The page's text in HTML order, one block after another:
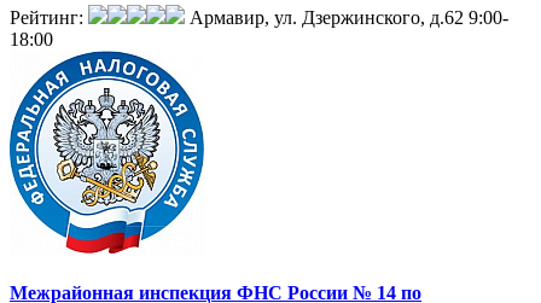
Рейтинг: Армавир, ул. Дзержинского, д.62 9:00-
18:00
Межрайонная инспекция ФНС России № 14 по